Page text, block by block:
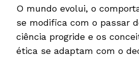
O mundo evolui, o
se modifica com o passar
ciência progride e os
ética se adaptam com o